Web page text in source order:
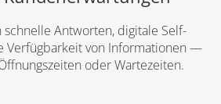
Antworten, digitale Self-
Verfügbarkeit von Informationen —
oder Wartezeiten.